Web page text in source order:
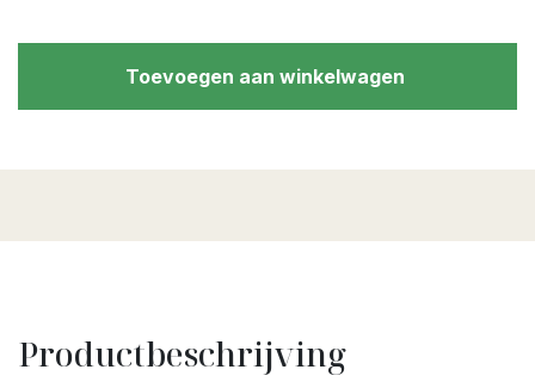
Toevoegen aan winkelwagen
Productbeschrijving